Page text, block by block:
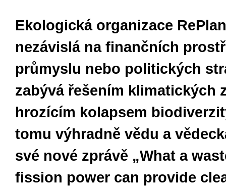
Ekologická organizace
nezávislá na finančních
průmyslu nebo politických
zabývá řešením klimatických
hrozícím kolapsem
tomu výhradně vědu a
své nové zprávě „What a
fission power can provide